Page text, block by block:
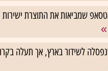
שמביאות את התוצרת ישירות
לשידור בארץ, אך תעלה